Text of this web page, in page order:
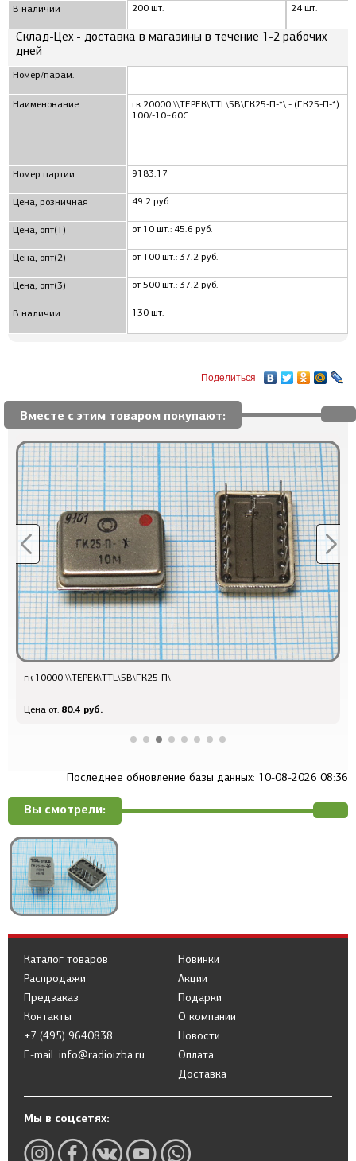
В наличии 200 шт. 24 шт.
Склад-Цех - доставка в магазины в течение 1-2 рабочих
дней
Номер/парам.
Наименование
Номер партии
Цена, розничная
Цена, опт(1)
Цена, опт(2)
Цена, опт(3)
В наличии
гк 20000 \\ТЕРЕК\TTL\5В\ГК25-П-*\ - (ГК25-П-*)
100/-10~60C
9183.17
49.2 руб.
от 10 шт.: 45.6 руб.
от 100 шт.: 37.2 руб.
от 500 шт.: 37.2 руб.
130 шт.
Поделиться
Вместе с этим товаром покупают:
гк 10000 \\ТЕРЕК\TTL\5В\ГК25-П\
Цена от: 80.4 руб.
Последнее обновление базы данных: 10-08-2026 08:36
Вы смотрели:
Каталог товаров
Распродажи
Предзаказ
Новинки
Акции
Подарки
Контакты
+7 (495) 9640838
E-mail: info@radioizba.ru
О компании
Новости
Оплата
Доставка
Мы в соцсетях: